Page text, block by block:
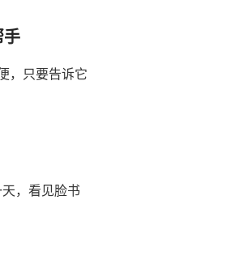
，只要告诉它
，看见脸书